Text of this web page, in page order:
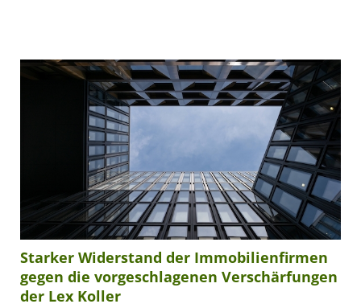
Starker Widerstand der Immobilienfirmen
gegen die vorgeschlagenen Verschärfungen
der Lex Koller